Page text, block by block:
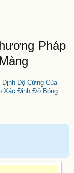
Pháp
Định Độ Cứng Của
Xác Định Độ Bóng